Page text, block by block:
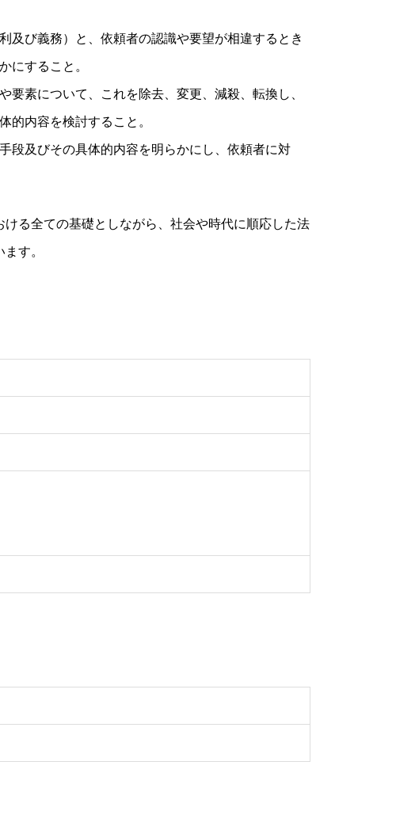
及び義務）と、依頼者の認識や要望が相違するとき
にすること。
要素について、これを除去、変更、減殺、転換し、
的内容を検討すること。
段及びその具体的内容を明らかにし、依頼者に対
る全ての基礎としながら、社会や時代に順応した法
す。